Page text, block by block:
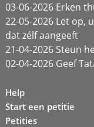
03-06-2026 Erken
22-05-2026 Let op,
dat zélf aangeeft
21-04-2026 Steun
02-04-2026 Geef
Help
Start een petitie
Petities